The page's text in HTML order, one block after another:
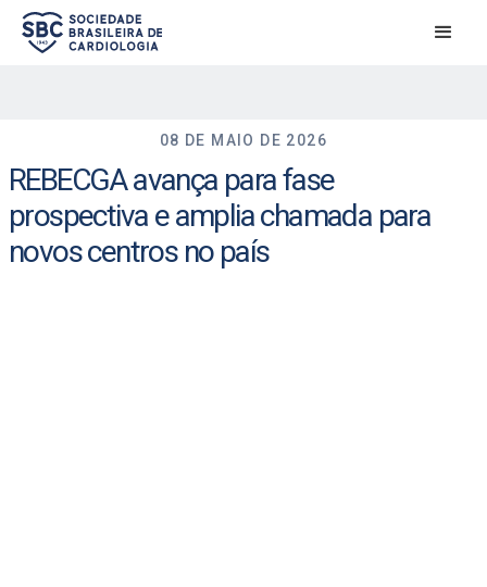
08 DE MAIO DE 2026
REBECGA avança para fase
prospectiva e amplia chamada para
novos centros no país